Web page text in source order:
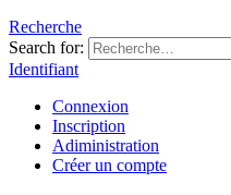
Recherche
Search for:
Identifiant
Connexion
Inscription
Adiministration
Créer un compte